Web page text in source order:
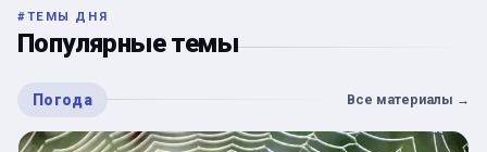
#ТЕМЫ ДНЯ
Популярные темы
Погода Все материалы →